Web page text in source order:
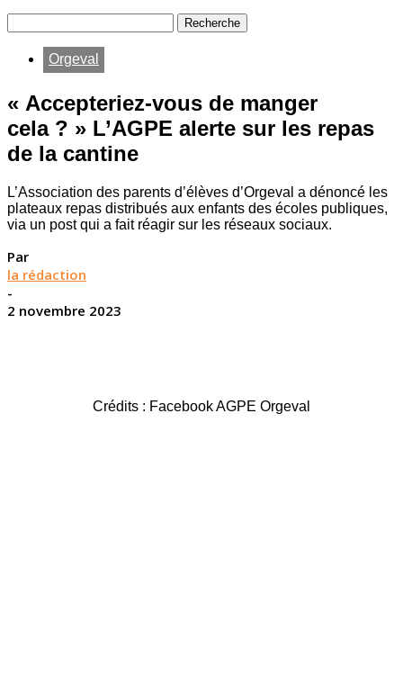
Orgeval
« Accepteriez-vous de manger
cela ? » L’AGPE alerte sur les repas
de la cantine
L’Association des parents d’élèves d’Orgeval a dénoncé les
plateaux repas distribués aux enfants des écoles publiques,
via un post qui a fait réagir sur les réseaux sociaux.
Par
la rédaction
-
2 novembre 2023
Crédits : Facebook AGPE Orgeval